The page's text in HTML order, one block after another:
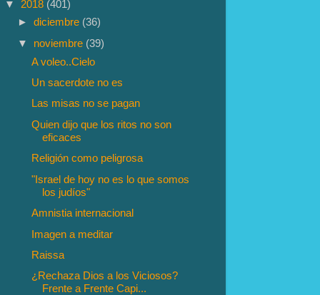
▼ 2018 (401)
►diciembre (36)
▼ noviembre (39)
A voleo..Cielo
Un sacerdote no es
Las misas no se pagan
Quien dijo que los ritos no son
eficaces
Religión como peligrosa
"Israel de hoy no es lo que somos
los judíos"
Amnistia internacional
Imagen a meditar
Raissa
¿Rechaza Dios a los Viciosos?
Frente a Frente Capi...